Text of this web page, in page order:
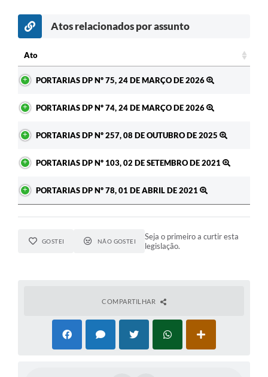
Atos relacionados por assunto
Ato
PORTARIAS DP Nº 75, 24 DE MARÇO DE 2026
PORTARIAS DP Nº 74, 24 DE MARÇO DE 2026
PORTARIAS DP Nº 257, 08 DE OUTUBRO DE 2025
PORTARIAS DP Nº 103, 02 DE SETEMBRO DE 2021
PORTARIAS DP Nº 78, 01 DE ABRIL DE 2021
GOSTEI NÃO GOSTEI
Seja o primeiro a curtir esta
legislação.
COMPARTILHAR